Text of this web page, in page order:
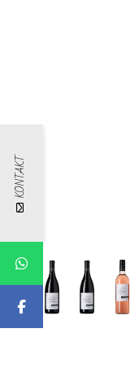
Eisenberg
KONTAKT